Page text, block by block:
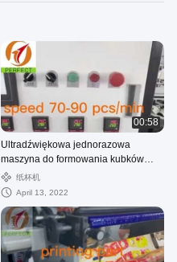
00:58
Ultradźwiękowa jednorazowa
maszyna do formowania kubków
papierowych Open Cam One Plate
纸杯机
April 13, 2022